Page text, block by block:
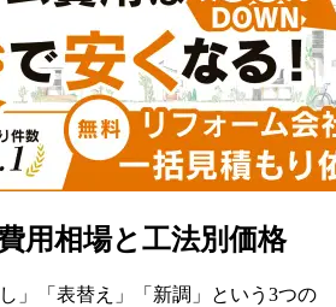
用相場と工法別価格
」「表替え」「新調」という3つの